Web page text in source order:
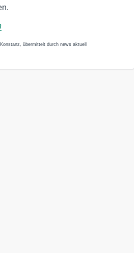
übermittelt durch news aktuell